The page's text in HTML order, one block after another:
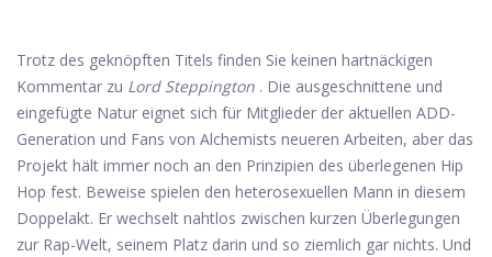
Trotz des geknöpften Titels finden Sie keinen hartnäckigen
Kommentar zu Lord Steppington . Die ausgeschnittene und
eingefügte Natur eignet sich für Mitglieder der aktuellen ADD-
Generation und Fans von Alchemists neueren Arbeiten, aber das
Projekt hält immer noch an den Prinzipien des überlegenen Hip
Hop fest. Beweise spielen den heterosexuellen Mann in diesem
Doppelakt. Er wechselt nahtlos zwischen kurzen Überlegungen
zur Rap-Welt, seinem Platz darin und so ziemlich gar nichts. Und